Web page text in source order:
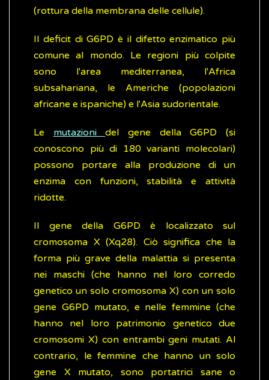
(rottura della membrana delle cellule).
Il deficit di G6PD è il difetto enzimatico più
comune al mondo. Le regioni più colpite
sono l'area mediterranea, l'Africa
subsahariana, le Americhe (popolazioni
africane e ispaniche) e l'Asia sudorientale.
Le mutazionidel gene della G6PD (si
conoscono più di 180 varianti molecolari)
possono portare alla produzione di un
enzima con funzioni, stabilità e attività
ridotte.
Il gene della G6PD è localizzato sul
cromosoma X (Xq28). Ciò significa che la
forma più grave della malattia si presenta
nei maschi (che hanno nel loro corredo
genetico un solo cromosoma X) con un solo
gene G6PD mutato, e nelle femmine (che
hanno nel loro patrimonio genetico due
cromosomi X) con entrambi geni mutati. Al
contrario, le femmine che hanno un solo
gene X mutato, sono portatrici sane o